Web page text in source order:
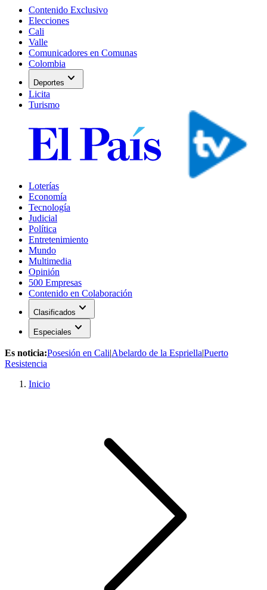
Contenido Exclusivo
Elecciones
Cali
Valle
Comunicadores en Comunas
Colombia
Deportes expand_more
Licita
Turismo
Loterías
Economía
Tecnología
Judicial
Política
Entretenimiento
Mundo
Multimedia
Opinión
500 Empresas
Contenido en Colaboración
Clasificados expand_more
Especiales expand_more
Es noticia:Posesión en Cali|Abelardo de la Espriella|Puerto
Resistencia
Inicio